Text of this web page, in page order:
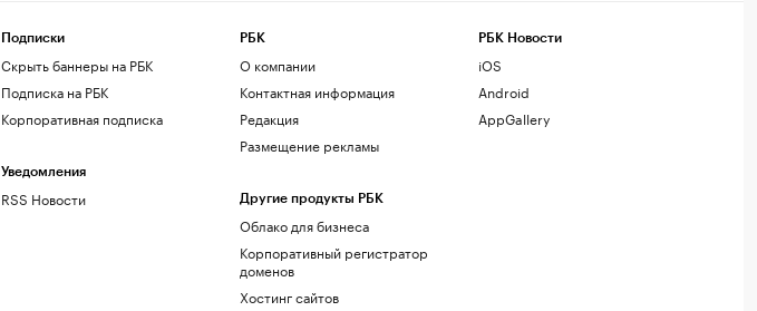
Подписки
Скрыть баннеры на РБК
Подписка на РБК
Корпоративная подписка
Уведомления
RSS Новости
РБК
О компании
Контактная информация
Редакция
Размещение рекламы
Другие продукты РБК
Облако для бизнеса
Корпоративный регистратор
доменов
Хостинг сайтов
РБК Новости
iOS
Android
AppGallery